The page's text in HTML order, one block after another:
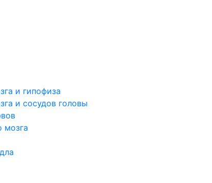
и гипофиза
и сосудов головы
мозга